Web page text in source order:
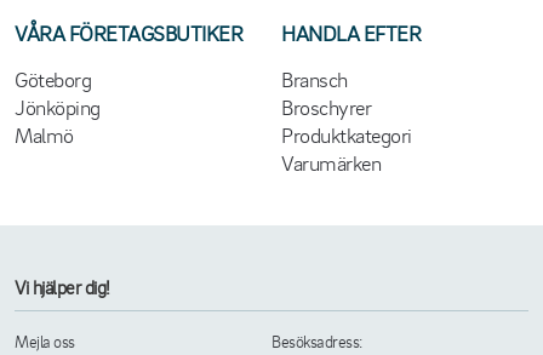
VÅRA FÖRETAGSBUTIKER
Göteborg
Jönköping
Malmö
HANDLA EFTER
Bransch
Broschyrer
Produktkategori
Varumärken
Vi hjälper dig!
Mejla oss Besöksadress: